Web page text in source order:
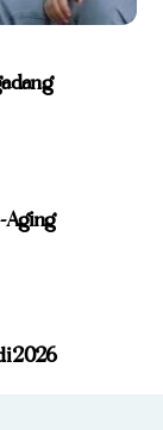
Aging
2026